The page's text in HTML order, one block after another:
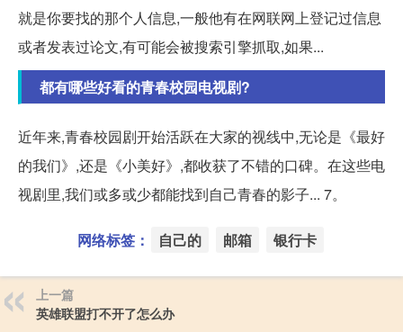
就是你要找的那个人信息,一般他有在网联网上登记过信息
或者发表过论文,有可能会被搜索引擎抓取,如果...
都有哪些好看的青春校园电视剧?
近年来,青春校园剧开始活跃在大家的视线中,无论是《最好
的我们》,还是《小美好》,都收获了不错的口碑。在这些电
视剧里,我们或多或少都能找到自己青春的影子... 7。
网络标签： 自己的 邮箱 银行卡
上一篇
英雄联盟打不开了怎么办